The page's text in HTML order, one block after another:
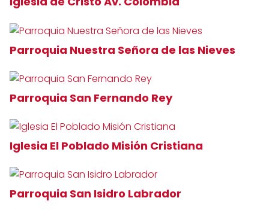
Parroquia Nuestra Señora de las Nieves
Parroquia San Fernando Rey
Iglesia El Poblado Misión Cristiana
Parroquia San Isidro Labrador